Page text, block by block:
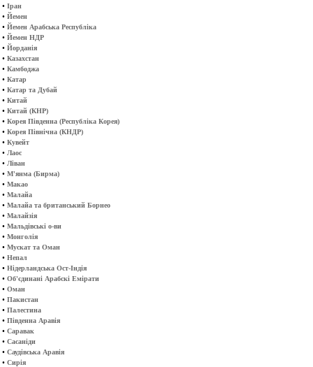
• Іран
• Йемен
• Йемен Арабська Республіка
• Йемен НДР
• Йорданія
• Казахстан
• Камбоджа
• Катар
• Катар та Дубай
• Китай
• Китай (КНР)
• Корея Південна (Республіка Корея)
• Корея Північна (КНДР)
• Кувейт
• Лаос
• Ліван
• М'янма (Бирма)
• Макао
• Малайа
• Малайа та британський Борнео
• Малайзія
• Мальдівські о-ви
• Монголія
• Мускат та Оман
• Непал
• Нідерландська Ост-Індія
• Об'єдинані Арабскі Емірати
• Оман
• Пакистан
• Палестина
• Південна Аравія
• Саравак
• Сасаніди
• Саудівська Аравія
• Сирія